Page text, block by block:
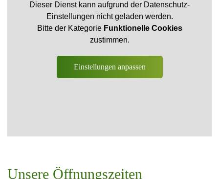
Dieser Dienst kann aufgrund der Datenschutz-
Einstellungen nicht geladen werden.
Bitte der Kategorie Funktionelle Cookies
zustimmen.
Einstellungen anpassen
Unsere Öffnungszeiten